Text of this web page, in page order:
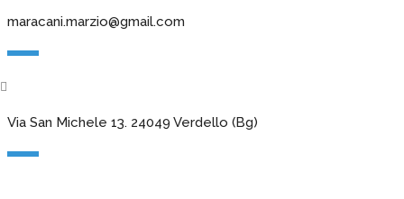
maracani.marzio@gmail.com
Via San Michele 13. 24049 Verdello (Bg)